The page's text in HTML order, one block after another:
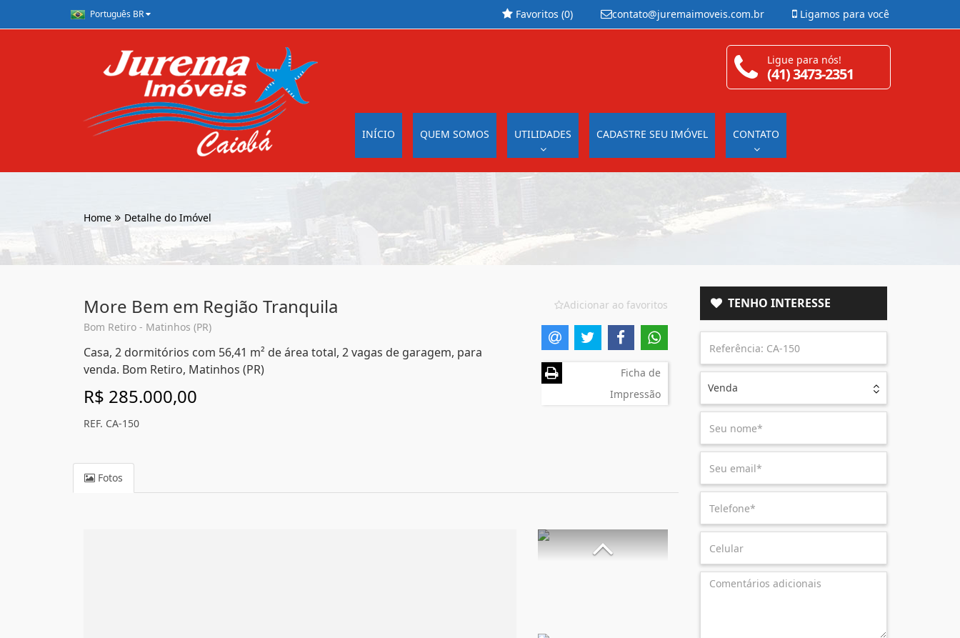
Português BR Ligamos para você
contato@juremaimoveis.com.br
Favoritos (0)
INÍCIO QUEM SOMOS UTILIDADES CADASTRE SEU IMÓVEL CONTATO
Ligue para nós!
(41) 3473-2351
Home Detalhe do Imóvel
More Bem em Região Tranquila
Bom Retiro - Matinhos (PR)
Casa, 2 dormitórios com 56,41 m² de área total, 2 vagas de garagem, para
venda. Bom Retiro, Matinhos (PR)
R$ 285.000,00
REF. CA-150
Adicionar ao favoritos
Ficha de
Impressão
Fotos
TENHO INTERESSE
Venda